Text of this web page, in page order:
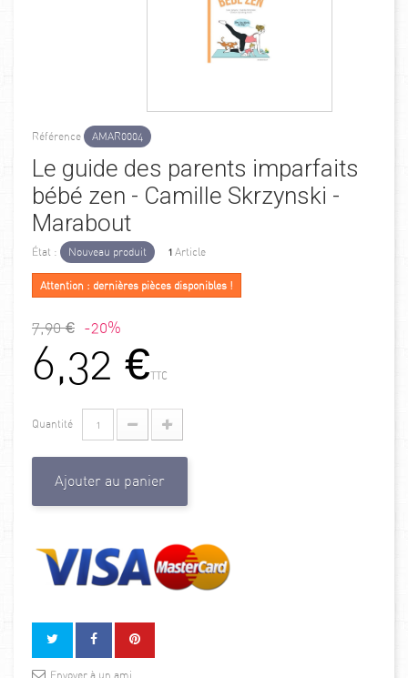
Référence AMAR0004
Le guide des parents imparfaits
bébé zen - Camille Skrzynski -
Marabout
État : Nouveau produit 1 Article
Attention : dernières pièces disponibles !
7,90 € -20%
6,32 €TTC
Quantité
Ajouter au panier
Envoyer à un ami